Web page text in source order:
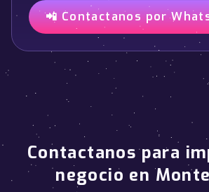
📲 Contactanos por
Contactanos para
negocio en